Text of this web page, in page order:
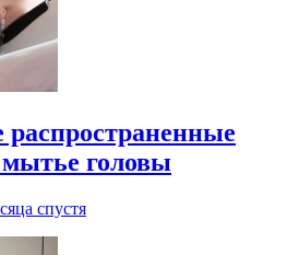
головы
спустя